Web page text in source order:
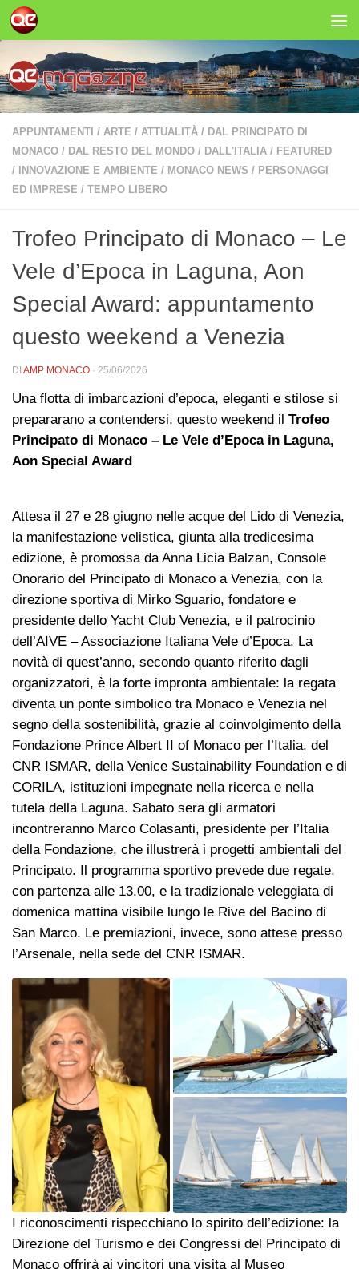
Salta al contenuto
APPUNTAMENTI / ARTE / ATTUALITÀ / DAL PRINCIPATO DI
MONACO / DAL RESTO DEL MONDO / DALL'ITALIA / FEATURED
/
INNOVAZIONE E AMBIENTE / MONACO NEWS / PERSONAGGI
ED IMPRESE / TEMPO LIBERO
Trofeo Principato di Monaco – Le
Vele d’Epoca in Laguna, Aon
Special Award: appuntamento
questo weekend a Venezia
DI AMP MONACO · 25/06/2026
Una flotta di imbarcazioni d’epoca, eleganti e stilose si
prepararano a contendersi, questo weekend il Trofeo
Principato di Monaco – Le Vele d’Epoca in Laguna,
Aon Special Award
Attesa il 27 e 28 giugno nelle acque del Lido di Venezia,
la manifestazione velistica, giunta alla tredicesima
edizione, è promossa da Anna Licia Balzan, Console
Onorario del Principato di Monaco a Venezia, con la
direzione sportiva di Mirko Sguario, fondatore e
presidente dello Yacht Club Venezia, e il patrocinio
dell’AIVE – Associazione Italiana Vele d’Epoca. La
novità di quest’anno, secondo quanto riferito dagli
organizzatori, è la forte impronta ambientale: la regata
diventa un ponte simbolico tra Monaco e Venezia nel
segno della sostenibilità, grazie al coinvolgimento della
Fondazione Prince Albert II of Monaco per l’Italia, del
CNR ISMAR, della Venice Sustainability Foundation e di
CORILA, istituzioni impegnate nella ricerca e nella
tutela della Laguna. Sabato sera gli armatori
incontreranno Marco Colasanti, presidente per l’Italia
della Fondazione, che illustrerà i progetti ambientali del
Principato. Il programma sportivo prevede due regate,
con partenza alle 13.00, e la tradizionale veleggiata di
domenica mattina visibile lungo le Rive del Bacino di
San Marco. Le premiazioni, invece, sono attese presso
l’Arsenale, nella sede del CNR ISMAR.
I riconoscimenti rispecchiano lo spirito dell’edizione: la
Direzione del Turismo e dei Congressi del Principato di
Monaco offrirà ai vincitori una visita al Museo